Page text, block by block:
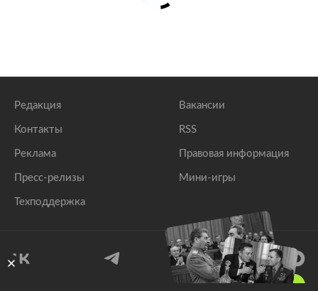
Редакция
Контакты
Реклама
Пресс-релизы
Техподдержка
Вакансии
RSS
Правовая информация
Мини-игры